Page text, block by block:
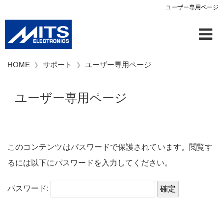
ユーザー専用ページ
HOME サポート ユーザー専用ページ
ユーザー専用ページ
このコンテンツはパスワードで保護されています。閲覧す
るには以下にパスワードを入力してください。
パスワード: